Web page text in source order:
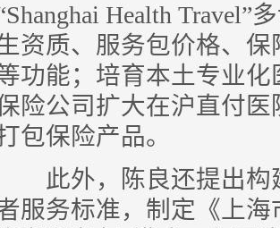
Health
资质、服务包价格、
功能；培育本土专业
险公司扩大在沪直付医
包保险产品。
此外，陈良还提出构
服务标准，制定《上